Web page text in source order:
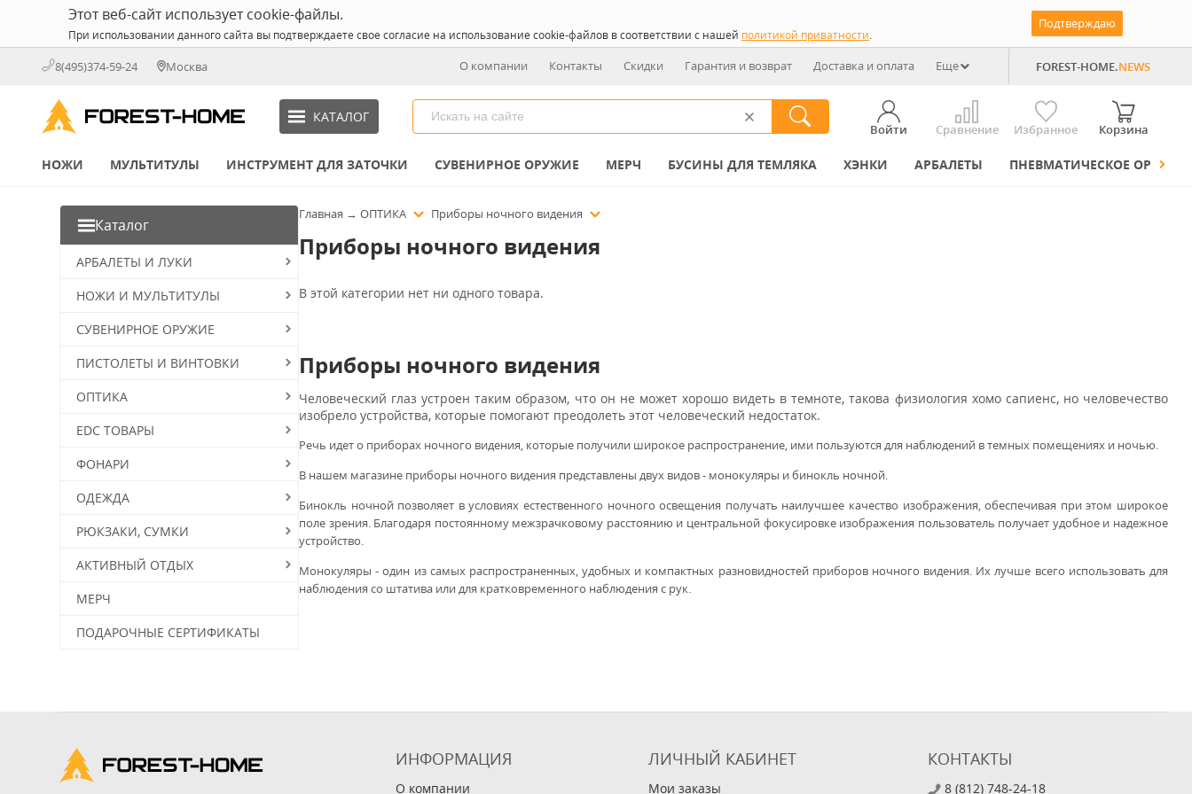
Этот веб-сайт использует cookie-файлы.
При использовании данного сайта вы подтверждаете свое согласие на использование cookie-файлов в соответствии с нашей политикой приватности.
Подтверждаю
8(495)374-59-24 Москва О компании Контакты Скидки Гарантия и возврат Доставка и оплата Еще FOREST-HOME.NEWS
КАТАЛОГ
Войти Сравнение Избранное Корзина
НОЖИ МУЛЬТИТУЛЫ ИНСТРУМЕНТ ДЛЯ ЗАТОЧКИ СУВЕНИРНОЕ ОРУЖИЕ МЕРЧ БУСИНЫ ДЛЯ ТЕМЛЯКА ХЭНКИ АРБАЛЕТЫ ПНЕВМАТИЧЕСКОЕ ОРУЖИЕ
Каталог
АРБАЛЕТЫ И ЛУКИ
НОЖИ И МУЛЬТИТУЛЫ
СУВЕНИРНОЕ ОРУЖИЕ
ПИСТОЛЕТЫ И ВИНТОВКИ
ОПТИКА
EDC ТОВАРЫ
ФОНАРИ
ОДЕЖДА
РЮКЗАКИ, СУМКИ
АКТИВНЫЙ ОТДЫХ
МЕРЧ
ПОДАРОЧНЫЕ СЕРТИФИКАТЫ
Главная → ОПТИКА Приборы ночного видения
Приборы ночного видения
В этой категории нет ни одного товара.
Приборы ночного видения
Человеческий глаз устроен таким образом, что он не может хорошо видеть в темноте, такова физиология хомо сапиенс, но человечество
изобрело устройства, которые помогают преодолеть этот человеческий недостаток.
Речь идет о приборах ночного видения, которые получили широкое распространение, ими пользуются для наблюдений в темных помещениях и ночью.
В нашем магазине приборы ночного видения представлены двух видов - монокуляры и бинокль ночной.
Бинокль ночной позволяет в условиях естественного ночного освещения получать наилучшее качество изображения, обеспечивая при этом широкое
поле зрения. Благодаря постоянному межзрачковому расстоянию и центральной фокусировке изображения пользователь получает удобное и надежное
устройство.
Монокуляры - один из самых распространенных, удобных и компактных разновидностей приборов ночного видения. Их лучше всего использовать для
наблюдения со штатива или для кратковременного наблюдения с рук.
ИНФОРМАЦИЯ
О компании
ЛИЧНЫЙ КАБИНЕТ
Мои заказы
КОНТАКТЫ
8 (812) 748-24-18